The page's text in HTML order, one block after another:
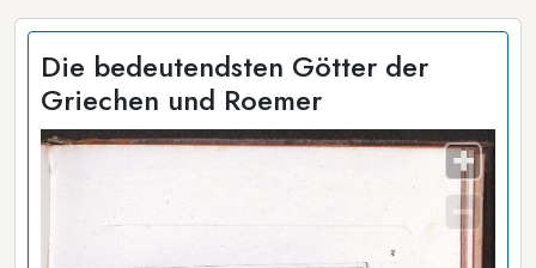
Die bedeutendsten Götter der
Griechen und Roemer